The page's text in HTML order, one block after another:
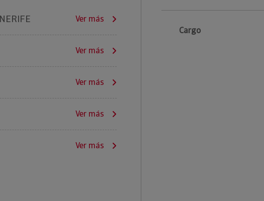
Ver más
Ver más
Ver más
Ver más
Ver más
Cargo